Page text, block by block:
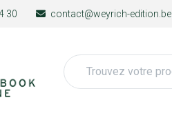
30 contact@weyrich-edition.be
Rechercher